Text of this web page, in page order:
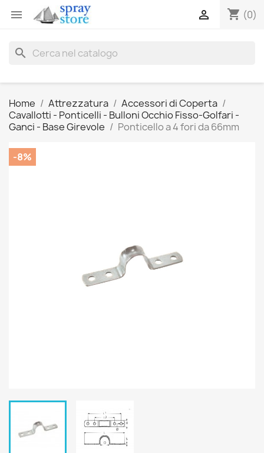
 shopping_cart (0)

search
Home Attrezzatura
Accessori di Coperta
Cavallotti - Ponticelli - Bulloni Occhio Fisso-Golfari -
Ganci - Base Girevole
Ponticello a 4 fori da 66mm
-8%